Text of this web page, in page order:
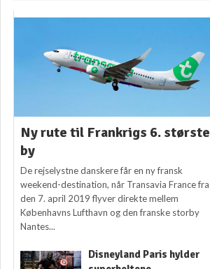
Ny rute til Frankrigs 6. største
by
De rejselystne danskere får en ny fransk
weekend-destination, når Transavia France fra
den 7. april 2019 flyver direkte mellem
Københavns Lufthavn og den franske storby
Nantes...
Disneyland Paris hylder